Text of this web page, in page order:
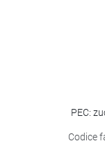
PEC:
Codice